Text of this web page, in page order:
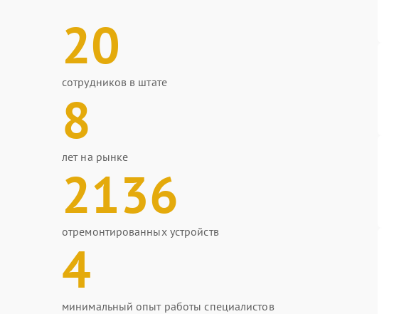
20
сотрудников в штате
8
лет на рынке
2136
отремонтированных устройств
4
минимальный опыт работы специалистов